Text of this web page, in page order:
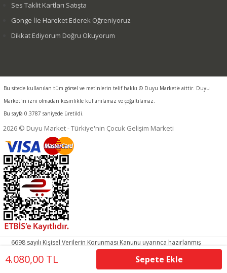
4.080,00 TL Sepete Ekle
Ses Taklit Kartları Satışta
Gonge İle Hareket Ederek Öğreniyoruz
Dikkat Ediyorum Doğru Okuyorum
Bu sitede kullanılan tüm görsel ve metinlerin telif hakkı © Duyu Market'e aittir. Duyu
Market'in izni olmadan kesinlikle kullanılamaz ve çoğaltılamaz.
Bu sayfa 0.3787 saniyede üretildi.
2026 © Duyu Market - Türkiye'nin Çocuk Gelişim Marketi
6698 sayılı Kişisel Verilerin Korunması Kanunu uyarınca hazırlanmış
aydınlatma metnimizi okumak ve sitemizde ilgili mevzuata uygun
olarak kullanılan çerezlerle ilgili bilgi almak için lütfen